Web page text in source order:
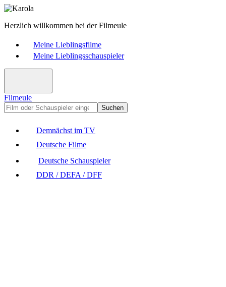
Herzlich willkommen bei der Filmeule
Meine Lieblingsfilme
Meine Lieblingsschauspieler
Filmeule
Suchen
Demnächst im TV
Deutsche Filme
Deutsche Schauspieler
DDR / DEFA / DFF